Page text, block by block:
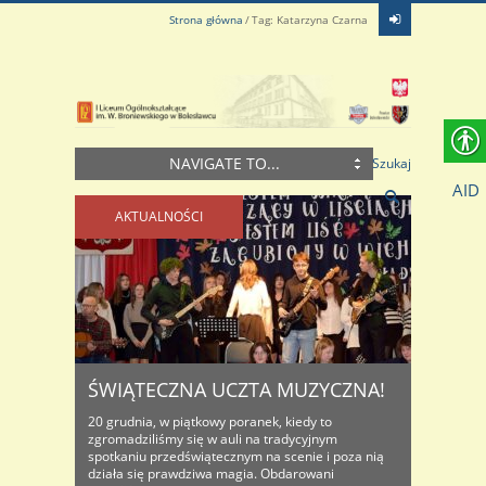
Strona główna Tag: Katarzyna Czarna
NAVIGATE TO... Szukaj
AKTUALNOŚCI
ŚWIĄTECZNA UCZTA MUZYCZNA!
20 grudnia, w piątkowy poranek, kiedy to
zgromadziliśmy się w auli na tradycyjnym
spotkaniu przedświątecznym na scenie i poza nią
działa się prawdziwa magia. Obdarowani
AID